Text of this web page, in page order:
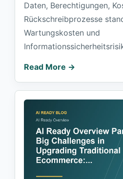
Daten, Berechtigungen,
Rückschreibprozesse
Wartungskosten und
Read More →